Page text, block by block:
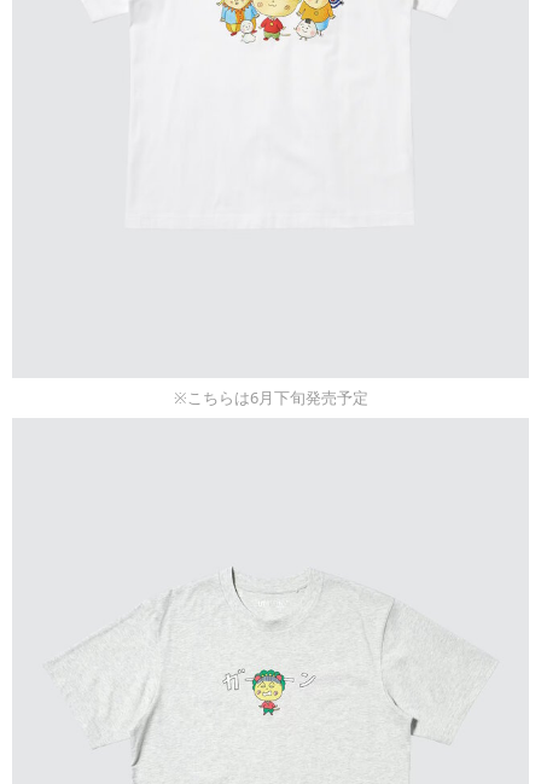
※こちらは6月下旬発売予定